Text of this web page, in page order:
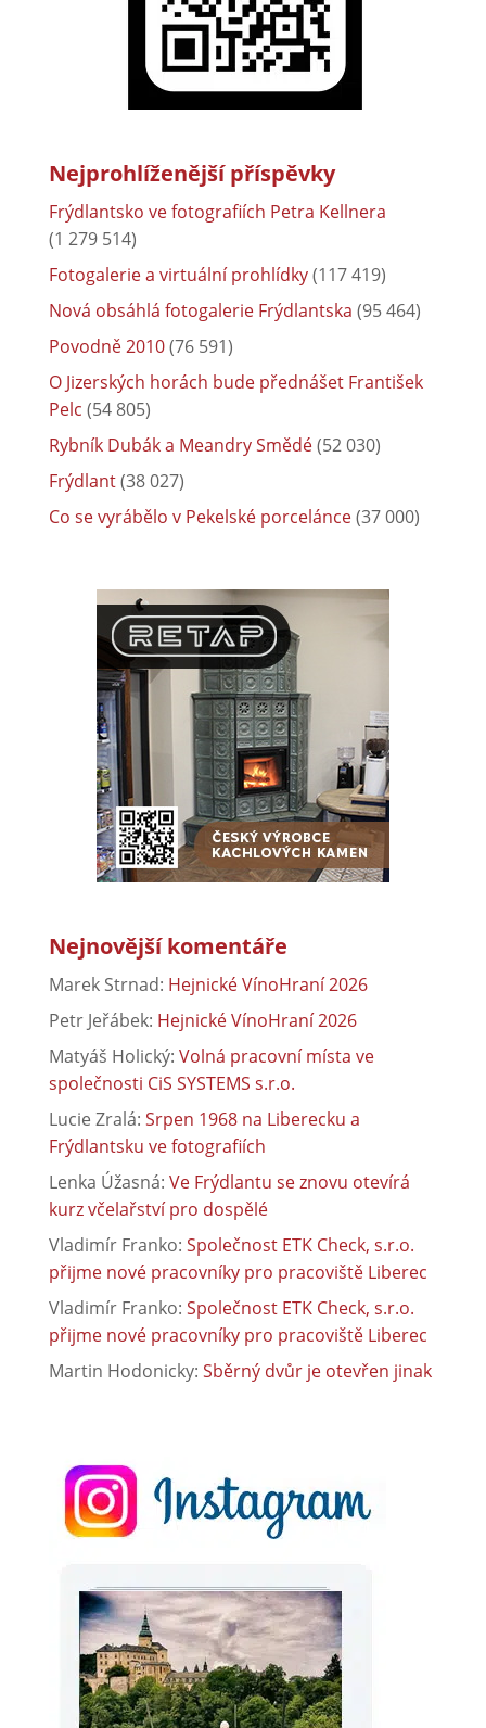
Nejprohlíženější příspěvky
Frýdlantsko ve fotografiích Petra Kellnera
(1 279 514)
Fotogalerie a virtuální prohlídky(117 419)
Nová obsáhlá fotogalerie Frýdlantska (95 464)
Povodně 2010(76 591)
O Jizerských horách bude přednášet František
Pelc (54 805)
Rybník Dubák a Meandry Smědé(52 030)
Frýdlant(38 027)
Co se vyrábělo v Pekelské porcelánce(37 000)
Nejnovější komentáře
Marek Strnad: Hejnické VínoHraní 2026
Petr Jeřábek: Hejnické VínoHraní 2026
Matyáš Holický: Volná pracovní místa ve
společnosti CiS SYSTEMS s.r.o.
Lucie Zralá: Srpen 1968 na Liberecku a
Frýdlantsku ve fotografiích
Lenka Úžasná: Ve Frýdlantu se znovu otevírá
kurz včelařství pro dospělé
Vladimír Franko: Společnost ETK Check, s.r.o.
přijme nové pracovníky pro pracoviště Liberec
Vladimír Franko: Společnost ETK Check, s.r.o.
přijme nové pracovníky pro pracoviště Liberec
Martin Hodonicky: Sběrný dvůr je otevřen jinak